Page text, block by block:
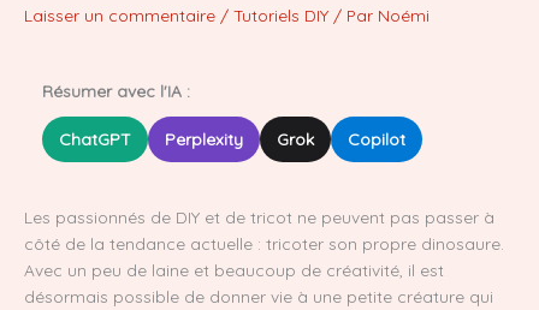
Laisser un commentaire / Tutoriels DIY / Par Noémi
Résumer avec l'IA :
ChatGPT Perplexity Grok Copilot
Les passionnés de DIY et de tricot ne peuvent pas passer à
côté de la tendance actuelle : tricoter son propre dinosaure.
Avec un peu de laine et beaucoup de créativité, il est
désormais possible de donner vie à une petite créature qui